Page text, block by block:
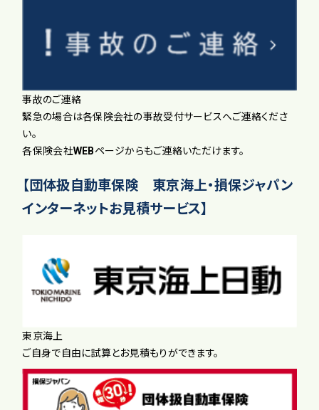
事故のご連絡
緊急の場合は各保険会社の事故受付サービスへご連絡くださ
い。
各保険会社WEBページからもご連絡いただけます。
【団体扱自動車保険 東京海上・損保ジャパン
インターネットお見積サービス】
東京海上
ご自身で自由に試算とお見積もりができます。